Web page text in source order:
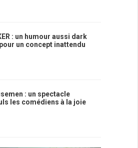
: un humour aussi dark
un concept inattendu
: un spectacle
les comédiens à la joie